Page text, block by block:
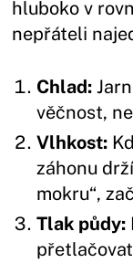
hluboko v
nepřáteli
Chlad:
věčnost,
Vlhkost:
záhonu
mokru“,
Tlak půdy: